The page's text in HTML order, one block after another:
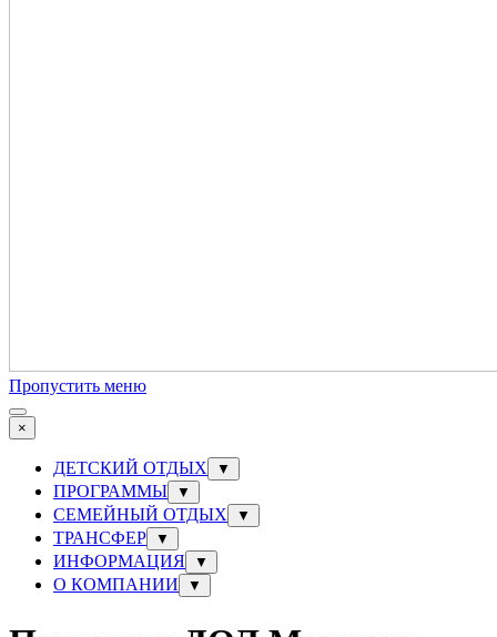
Пропустить меню
×
ДЕТСКИЙ ОТДЫХ ▼
ПРОГРАММЫ ▼
СЕМЕЙНЫЙ ОТДЫХ ▼
ТРАНСФЕР ▼
ИНФОРМАЦИЯ ▼
О КОМПАНИИ ▼